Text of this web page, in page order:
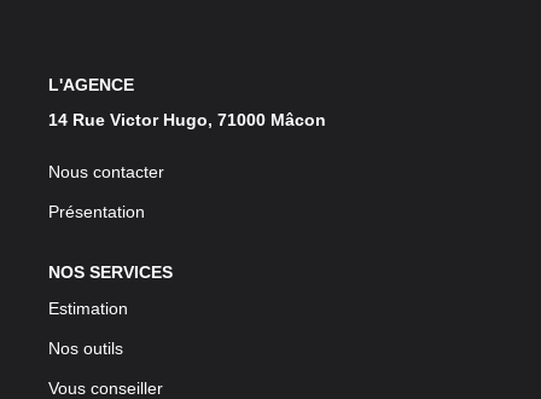
L'AGENCE
14 Rue Victor Hugo, 71000 Mâcon
Nous contacter
Présentation
NOS SERVICES
Estimation
Nos outils
Vous conseiller